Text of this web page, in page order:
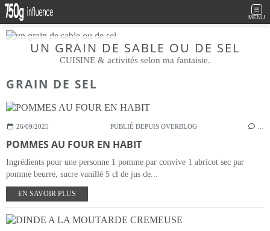
MENU
UN GRAIN DE SABLE OU DE SEL
CUISINE & activités selon ma fantaisie.
GRAIN DE SEL
26/09/2025 PUBLIÉ DEPUIS OVERBLOG
POMMES AU FOUR EN HABIT
Ingrédients pour une personne 1 pomme par convive 1 abricot sec par
pomme beurre, sucre vanillé 5 cl de jus de...
EN SAVOIR PLUS